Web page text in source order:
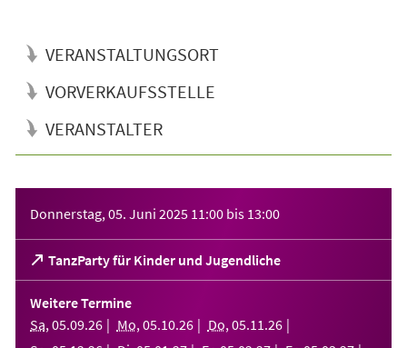
VERANSTALTUNGSORT
VORVERKAUFSSTELLE
VERANSTALTER
Donnerstag, 05. Juni 2025 11:00 bis 13:00
TanzParty für Kinder und Jugendliche
(Öffnet
in
einem
neuen
Tab)
Weitere Termine
Sa, 05.09.26 Mo, 05.10.26 Do, 05.11 .26